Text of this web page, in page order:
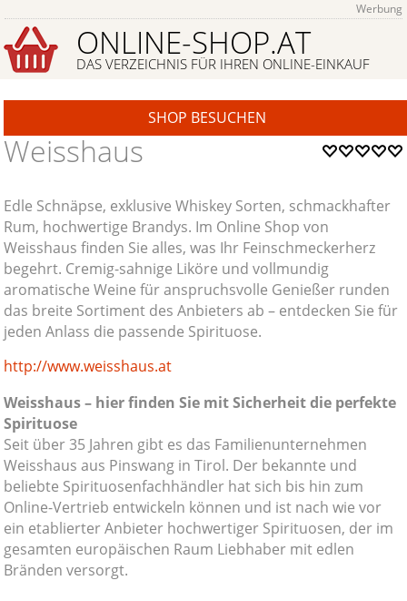
Werbung
ONLINE-SHOP.AT
DAS VERZEICHNIS FÜR IHREN ONLINE-EINKAUF
Weisshaus
Edle Schnäpse, exklusive Whiskey Sorten, schmackhafter
Rum, hochwertige Brandys. Im Online Shop von
Weisshaus finden Sie alles, was Ihr Feinschmeckerherz
begehrt. Cremig-sahnige Liköre und vollmundig
aromatische Weine für anspruchsvolle Genießer runden
das breite Sortiment des Anbieters ab – entdecken Sie für
jeden Anlass die passende Spirituose.
http://www.weisshaus.at
Weisshaus – hier finden Sie mit Sicherheit die perfekte
Spirituose
Seit über 35 Jahren gibt es das Familienunternehmen
Weisshaus aus Pinswang in Tirol. Der bekannte und
beliebte Spirituosenfachhändler hat sich bis hin zum
Online-Vertrieb entwickeln können und ist nach wie vor
ein etablierter Anbieter hochwertiger Spirituosen, der im
gesamten europäischen Raum Liebhaber mit edlen
Bränden versorgt.
SHOP BESUCHEN